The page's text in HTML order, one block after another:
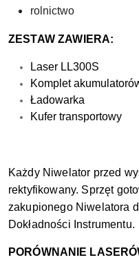
rolnictwo
ZESTAW ZAWIERA:
Laser LL300S
Komplet
Ładowarka
Kufer transportowy
Każdy Niwelator przed
rektyfikowany. Sprzęt
zakupionego Niwelatora
Dokładności Instrumentu.
PORÓWNANIE